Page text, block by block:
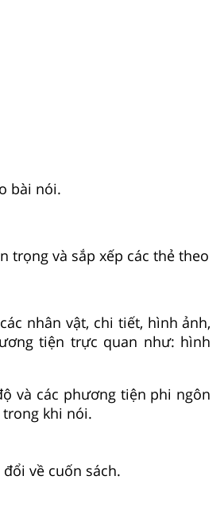
bài nói.
trọng và sắp xếp các thẻ theo
nhân vật, chi tiết, hình ảnh,
tiện trực quan như: hình
và các phương tiện phi ngôn
khi nói.
về cuốn sách.